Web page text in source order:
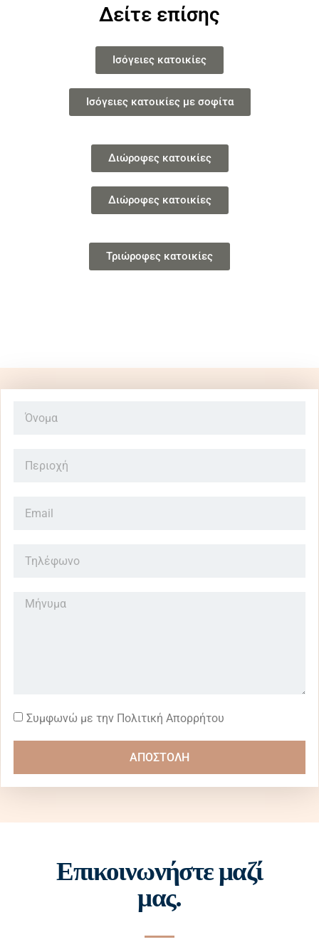
Δείτε επίσης
Ισόγειες κατοικίες
Ισόγειες κατοικίες με σοφίτα
Διώροφες κατοικίες
Διώροφες κατοικίες
Τριώροφες κατοικίες
Συμφωνώ με την Πολιτική Απορρήτου
ΑΠΟΣΤΟΛΗ
Επικοινωνήστε μαζί
μας.